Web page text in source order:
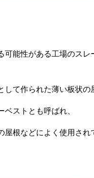
可能性がある工場のス
て作られた薄い板状の
とも呼ばれ、
によく使用されて